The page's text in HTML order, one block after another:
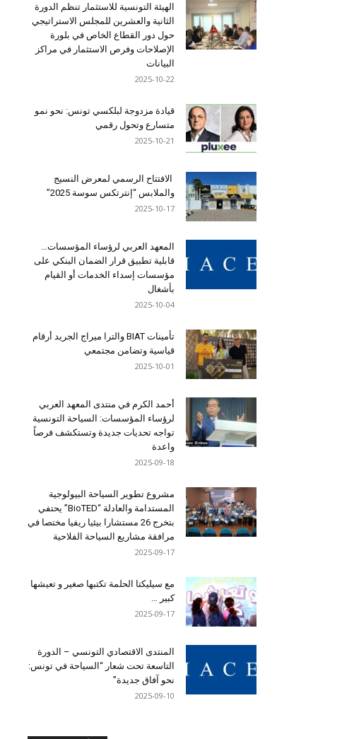
الهيئة التونسية للاستثمار تنظم الدورة
الثانية والعشرين للمجلس الاستراتيجي
حول دور القطاع الخاص في بلورة
الإصلاحات وفرص الاستثمار في مراكز
البيانات
2025-10-22
قيادة مزدوجة لبلكسي تونس: نحو نمو
متسارع وتحول رقمي
2025-10-21
الافتتاح الرسمي لمعرض النسيج
والملابس “إنترتكس سوسة 2025”
2025-10-17
المعهد العربي لرؤساء المؤسسات…
قابلية تطبيق قرار الضمان البنكي على
مؤسسات إسداء الخدمات أو القيام
بأشغال
2025-10-04
تأمينات BIAT والترا ميراج الجريد أرقام
قياسية وتضامن مجتمعي
2025-10-01
أحمد الكرم في منتدى المعهد العربي
لرؤساء المؤسسات: السياحة التونسية
تواجه تحديات جديدة وتستكشف فرصاً
واعدة
2025-09-18
مشروع تطوير السياحة البيولوجية
المستدامة والعادلة “BioTED” يحتفي
بتخرج 26 مستشارا بيئيا ريفيا مختصا في
مرافقة مشاريع السياحة الفلاحية
2025-09-17
مع سيليكتا الحلمة تكتبها صغير و تعيشها
كبير …
2025-09-17
المنتدى الاقتصادي التونسي – الدورة
التاسعة تحت شعار “السياحة في تونس:
نحو آفاق جديدة”
2025-09-10